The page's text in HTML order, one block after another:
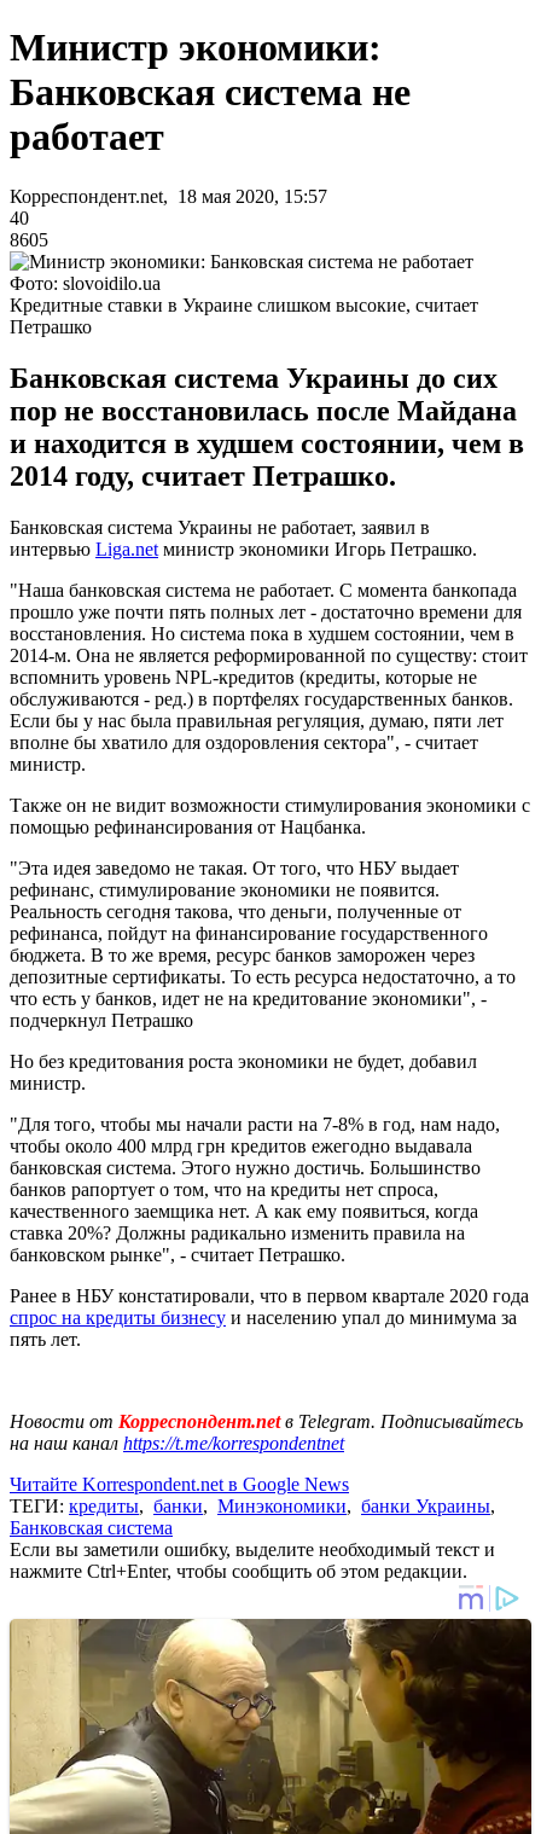
Министр экономики:
Банковская система не
работает
Корреспондент.net, 18 мая 2020, 15:57
40
8605
Фото: slovoidilo.ua
Кредитные ставки в Украине слишком высокие, считает
Петрашко
Банковская система Украины до сих
пор не восстановилась после Майдана
и находится в худшем состоянии, чем в
2014 году, считает Петрашко.
Банковская система Украины не работает, заявил в
интервью Liga.net министр экономики Игорь Петрашко.
"Наша банковская система не работает. С момента банкопада
прошло уже почти пять полных лет - достаточно времени для
восстановления. Но система пока в худшем состоянии, чем в
2014-м. Она не является реформированной по существу: стоит
вспомнить уровень NPL-кредитов (кредиты, которые не
обслуживаются - ред.) в портфелях государственных банков.
Если бы у нас была правильная регуляция, думаю, пяти лет
вполне бы хватило для оздоровления сектора", - считает
министр.
Также он не видит возможности стимулирования экономики с
помощью рефинансирования от Нацбанка.
"Эта идея заведомо не такая. От того, что НБУ выдает
рефинанс, стимулирование экономики не появится.
Реальность сегодня такова, что деньги, полученные от
рефинанса, пойдут на финансирование государственного
бюджета. В то же время, ресурс банков заморожен через
депозитные сертификаты. То есть ресурса недостаточно, а то
что есть у банков, идет не на кредитование экономики", -
подчеркнул Петрашко
Но без кредитования роста экономики не будет, добавил
министр.
"Для того, чтобы мы начали расти на 7-8% в год, нам надо,
чтобы около 400 млрд грн кредитов ежегодно выдавала
банковская система. Этого нужно достичь. Большинство
банков рапортует о том, что на кредиты нет спроса,
качественного заемщика нет. А как ему появиться, когда
ставка 20%? Должны радикально изменить правила на
банковском рынке", - считает Петрашко.
Ранее в НБУ констатировали, что в первом квартале 2020 года
спрос на кредиты бизнесу и населению упал до минимума за
пять лет.
Новости от Корреспондент.netв Telegram. Подписывайтесь
на наш канал https://t.me/korrespondentnet
Читайте Korrespondent.net в Google News
ТЕГИ: кредиты, банки, Минэкономики, банки Украины,
Банковская система
Если вы заметили ошибку, выделите необходимый текст и
нажмите Ctrl+Enter, чтобы сообщить об этом редакции.